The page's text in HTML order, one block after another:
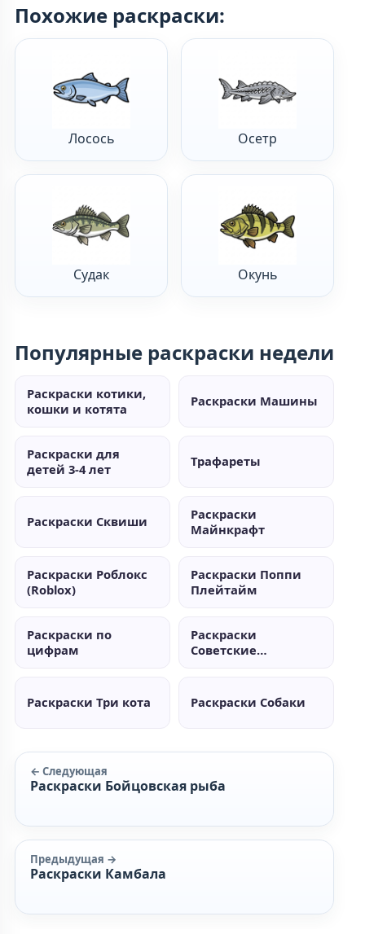
Похожие раскраски:
Лосось Осетр
Судак Окунь
Популярные раскраски недели
Раскраски котики,
кошки и котята
Раскраски Машины
Раскраски для
детей 3-4 лет
Трафареты
Раскраски Сквиши
Раскраски
Майнкрафт
Раскраски Роблокс
(Roblox)
Раскраски Поппи
Плейтайм
Раскраски по
цифрам
Раскраски
Советские
Раскраски Три кота Раскраски Собаки
← Следующая
Раскраски Бойцовская рыба
Предыдущая →
Раскраски Камбала